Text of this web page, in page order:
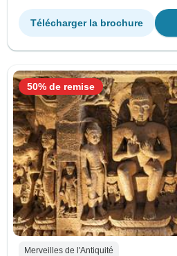
Télécharger la brochure
Merveilles de l'Antiquité
50% de remise